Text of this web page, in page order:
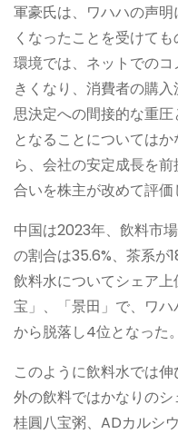
軍豪氏は、ワハハの声
くなったことを受けて
環境では、ネットでの
きくなり、消費者の購
思決定への間接的な重
となることについては
ら、会社の安定成長を
合いを株主が改めて評価
中国は2023年、飲料市
の割合は35.6%、茶系が
飲料水についてシェア
宝」、「景田」で、ワ
から脱落し4位となった。
このように飲料水では
外の飲料ではかなりのシ
桂圓八宝粥、ADカルシ